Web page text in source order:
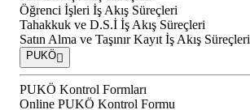
Öğrenci İşleri İş Akış Süreçleri
Tahakkuk ve D.S.İ İş Akış Süreçleri
Satın Alma ve Taşınır Kayıt İş Akış Süreçleri
PUKÖ
PUKÖ Kontrol Formları
Online PUKÖ Kontrol Formu